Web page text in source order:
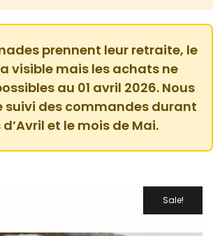
prennent leur retraite, le
visible mais les achats ne
au 01 avril 2026. Nous
suivi des commandes durant
et le mois de Mai.
Sale!